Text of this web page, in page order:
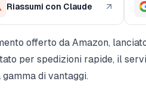
Riassumi con Claude
offerto da Amazon,
per spedizioni rapide, il
di vantaggi.